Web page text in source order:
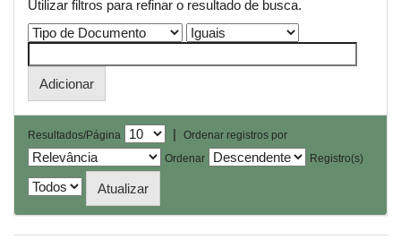
Utilizar filtros para refinar o resultado de busca.
Resultados/Página |
Ordenar registros por
Ordenar
Registro(s)